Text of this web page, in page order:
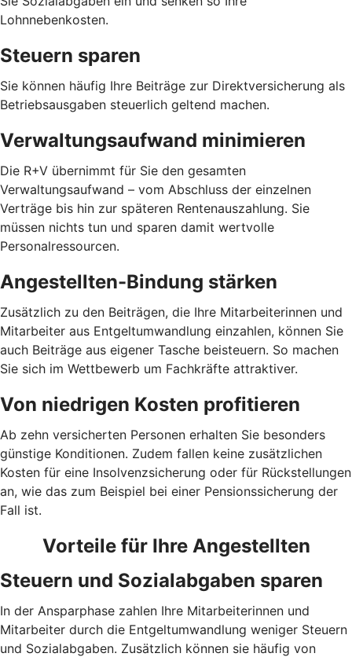
Lohnnebenkosten.
Steuern sparen
Sie können häufig Ihre Beiträge zur Direktversicherung als
Betriebsausgaben steuerlich geltend machen.
Verwaltungsaufwand minimieren
Die R+V übernimmt für Sie den gesamten
Verwaltungsaufwand – vom Abschluss der einzelnen
Verträge bis hin zur späteren Rentenauszahlung. Sie
müssen nichts tun und sparen damit wertvolle
Personalressourcen.
Angestellten-Bindung stärken
Zusätzlich zu den Beiträgen, die Ihre Mitarbeiterinnen und
Mitarbeiter aus Entgeltumwandlung einzahlen, können Sie
auch Beiträge aus eigener Tasche beisteuern. So machen
Sie sich im Wettbewerb um Fachkräfte attraktiver.
Von niedrigen Kosten profitieren
Ab zehn versicherten Personen erhalten Sie besonders
günstige Konditionen. Zudem fallen keine zusätzlichen
Kosten für eine Insolvenzsicherung oder für Rückstellungen
an, wie das zum Beispiel bei einer Pensionssicherung der
Fall ist.
Vorteile für Ihre Angestellten
Steuern und Sozialabgaben sparen
In der Ansparphase zahlen Ihre Mitarbeiterinnen und
Mitarbeiter durch die Entgeltumwandlung weniger Steuern
und Sozialabgaben. Zusätzlich können sie häufig von